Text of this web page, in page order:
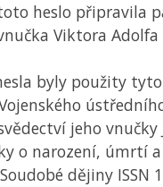
heslo připravila
Viktora Adolfa
byly použity
jeho
o narození, úmrtí
dějiny ISSN